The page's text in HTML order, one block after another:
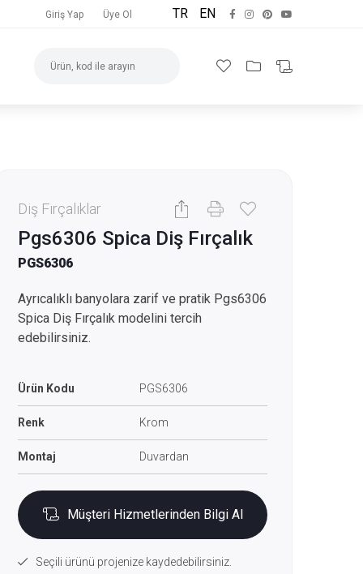
Giriş Yap Üye Ol TR EN
Diş Fırçalıklar
Pgs6306 Spica Diş Fırçalık
PGS6306
Ayrıcalıklı banyolara zarif ve pratik Pgs6306
Spica Diş Fırçalık modelini tercih
edebilirsiniz.
Ürün Kodu PGS6306
Renk Krom
Montaj Duvardan
Müşteri Hizmetlerinden Bilgi Al
Seçili ürünü projenize kaydedebilirsiniz.